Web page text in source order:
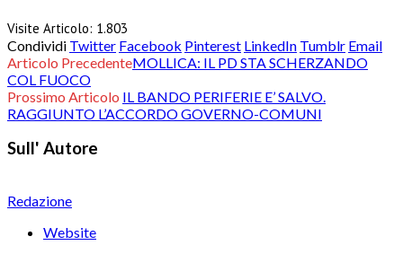
Visite Articolo: 1.803
Condividi Twitter Facebook Pinterest LinkedIn Tumblr Email
Articolo PrecedenteMOLLICA: IL PD STA SCHERZANDO
COL FUOCO
Prossimo Articolo IL BANDO PERIFERIE E’ SALVO.
RAGGIUNTO L’ACCORDO GOVERNO-COMUNI
Sull' Autore
Redazione
Website